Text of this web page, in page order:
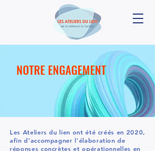
NOTRE ENGAGEMENT
Les Ateliers du lien ont été créés en 2020,
afin d’accompagner l’élaboration de
réponses concrètes et opérationnelles en